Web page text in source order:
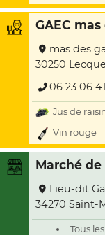
GAEC
mas des
30250
06 23 06
Jus de
Vin rouge
Marché
Lieu-dit
34270 Saint-
Tous